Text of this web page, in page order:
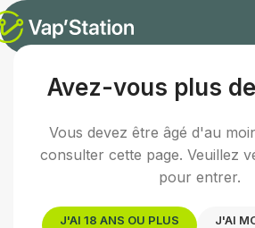
Avez-vous plus
Vous devez être âgé d'au
consulter cette page. Veuillez
pour entrer.
J'AI 18 ANS OU PLUS J'AI
Accueil /E-liquides/Sels de nicotine